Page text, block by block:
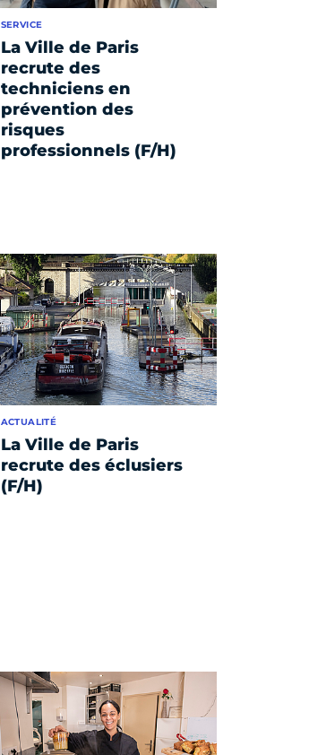
La Ville de Paris
recrute des
techniciens en
prévention des
risques
professionnels (F/H)
SERVICE
La Ville de Paris
recrute des éclusiers
(F/H)
ACTUALITÉ